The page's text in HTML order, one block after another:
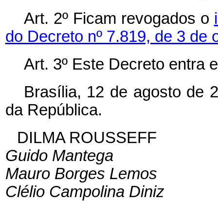
Art. 2º Ficam revogados o
do Decreto nº 7.819, de 3 de
Art. 3º Este Decreto entra
Brasília, 12 de agosto de
da República.
DILMA ROUSSEFF
Guido Mantega
Mauro Borges Lemos
Clélio Campolina Diniz